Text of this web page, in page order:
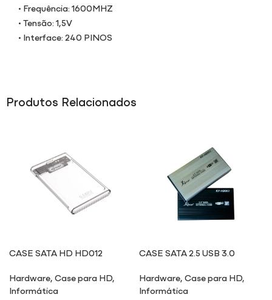
• Frequência: 1600MHZ
• Tensão: 1,5V
• Interface: 240 PINOS
Produtos Relacionados
CASE SATA HD HD012
Hardware,Case para HD,
Informática
CASE SATA 2.5 USB 3.0
Hardware,Case para HD,
Informática